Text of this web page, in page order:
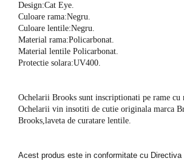
Design:Cat Eye.
Culoare rama:Negru.
Culoare lentile:Negru.
Material rama:Policarbonat.
Material lentile Policarbonat.
Protectie solara:UV400.
Ochelarii Brooks sunt inscriptionati pe rame cu
Ochelarii vin insotiti de cutie originala marca
Brooks,laveta de curatare lentile.
Acest produs este in conformitate cu Directiva